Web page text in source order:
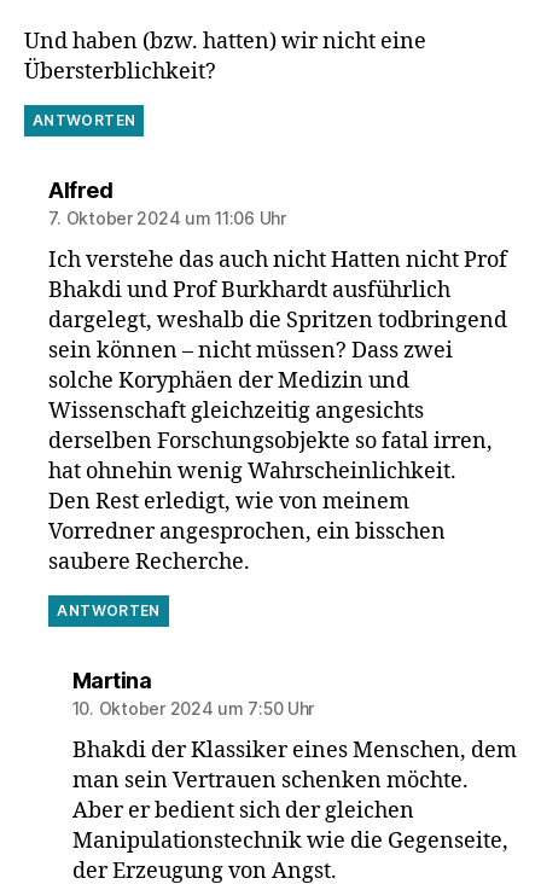
Und haben (bzw. hatten) wir nicht eine
Übersterblichkeit?
ANTWORTEN
Alfredsagt:
7. Oktober 2024 um 11:06 Uhr
Ich verstehe das auch nicht Hatten nicht Prof
Bhakdi und Prof Burkhardt ausführlich
dargelegt, weshalb die Spritzen todbringend
sein können – nicht müssen? Dass zwei
solche Koryphäen der Medizin und
Wissenschaft gleichzeitig angesichts
derselben Forschungsobjekte so fatal irren,
hat ohnehin wenig Wahrscheinlichkeit.
Den Rest erledigt, wie von meinem
Vorredner angesprochen, ein bisschen
saubere Recherche.
ANTWORTEN
Martinasagt:
10. Oktober 2024 um 7:50 Uhr
Bhakdi der Klassiker eines Menschen, dem
man sein Vertrauen schenken möchte.
Aber er bedient sich der gleichen
Manipulationstechnik wie die Gegenseite,
der Erzeugung von Angst.